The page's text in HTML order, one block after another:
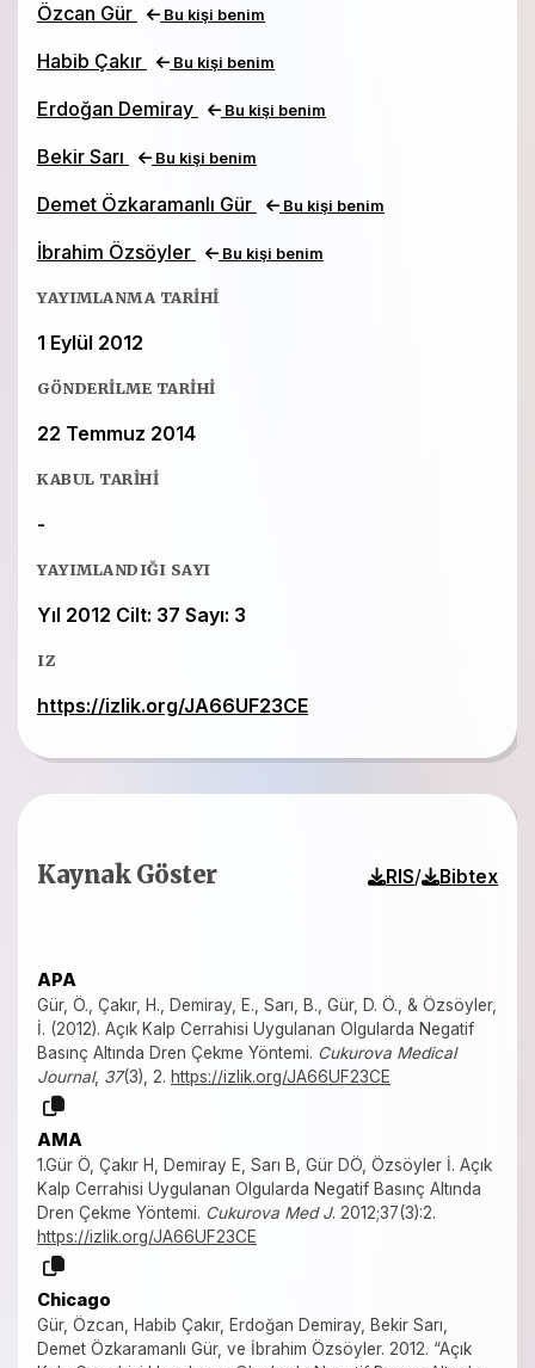
Özcan Gür Bu kişi benim
Habib Çakır Bu kişi benim
Erdoğan Demiray Bu kişi benim
Bekir Sarı Bu kişi benim
Demet Özkaramanlı Gür Bu kişi benim
İbrahim Özsöyler Bu kişi benim
YAYIMLANMA TARIHI
1 Eylül 2012
GÖNDERILME TARIHI
22 Temmuz 2014
KABUL TARIHI
-
YAYIMLANDIĞI SAYI
Yıl 2012 Cilt: 37 Sayı: 3
IZ
https://izlik.org/JA66UF23CE
Kaynak Göster RIS/ Bibtex
APA
Gür, Ö., Çakır, H., Demiray, E., Sarı, B., Gür, D. Ö., & Özsöyler,
İ. (2012). Açık Kalp Cerrahisi Uygulanan Olgularda Negatif
Basınç Altında Dren Çekme Yöntemi. Cukurova Medical
Journal, 37(3), 2. https://izlik.org/JA66UF23CE
AMA
1.Gür Ö, Çakır H, Demiray E, Sarı B, Gür DÖ, Özsöyler İ. Açık
Kalp Cerrahisi Uygulanan Olgularda Negatif Basınç Altında
Dren Çekme Yöntemi. Cukurova Med J. 2012;37(3):2.
https://izlik.org/JA66UF23CE
Chicago
Gür, Özcan, Habib Çakır, Erdoğan Demiray, Bekir Sarı,
Demet Özkaramanlı Gür, ve İbrahim Özsöyler. 2012. “Açık